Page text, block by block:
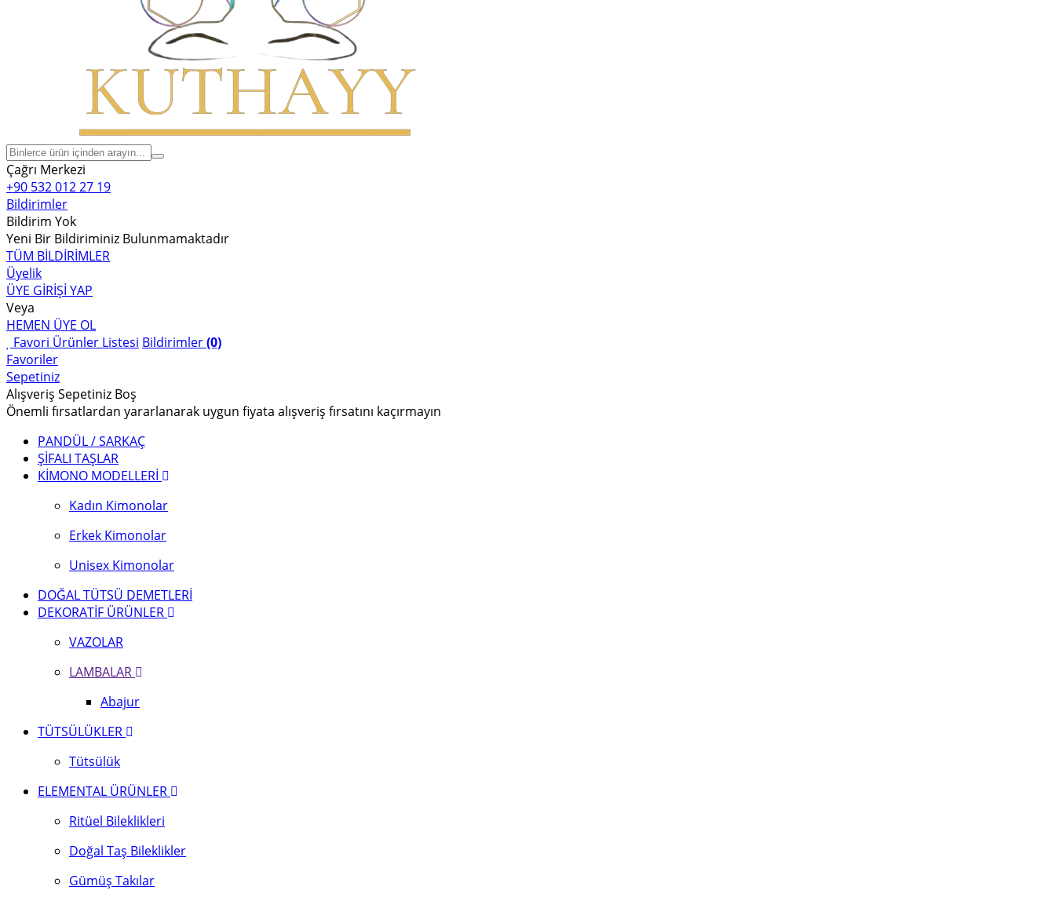
Çağrı Merkezi
+90 532 012 27 19
Bildirimler
Bildirim Yok
Yeni Bir Bildiriminiz Bulunmamaktadır
TÜM BİLDİRİMLER
Üyelik
ÜYE GİRİŞİ YAP
Veya
HEMEN ÜYE OL
Favori Ürünler Listesi Bildirimler(0)
Favoriler
Sepetiniz
Alışveriş Sepetiniz Boş
Önemli fırsatlardan yararlanarak uygun fiyata alışveriş fırsatını kaçırmayın
PANDÜL / SARKAÇ
ŞİFALI TAŞLAR
KİMONO MODELLERİ
Kadın Kimonolar
Erkek Kimonolar
Unisex Kimonolar
DOĞAL TÜTSÜ DEMETLERİ
DEKORATİF ÜRÜNLER
VAZOLAR
LAMBALAR
Abajur
TÜTSÜLÜKLER
Tütsülük
ELEMENTAL ÜRÜNLER
Ritüel Bileklikleri
Doğal Taş Bileklikler
Gümüş Takılar